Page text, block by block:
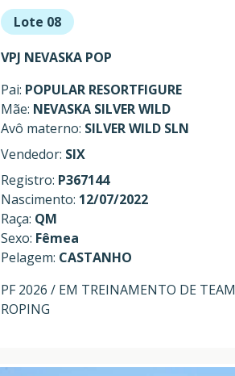
Lote 08
VPJ NEVASKA POP
Pai: POPULAR RESORTFIGURE
Mãe: NEVASKA SILVER WILD
Avô materno: SILVER WILD SLN
Vendedor: SIX
Registro: P367144
Nascimento: 12/07/2022
Raça: QM
Sexo: Fêmea
Pelagem: CASTANHO
PF 2026 / EM TREINAMENTO DE TEAM
ROPING